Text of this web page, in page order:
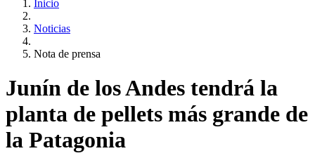
Inicio
Noticias
Nota de prensa
Junín de los Andes tendrá la
planta de pellets más grande de
la Patagonia